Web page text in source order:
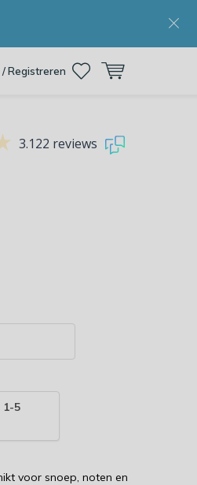
Registreren
3.122 reviews
1-5
voor snoep, noten en